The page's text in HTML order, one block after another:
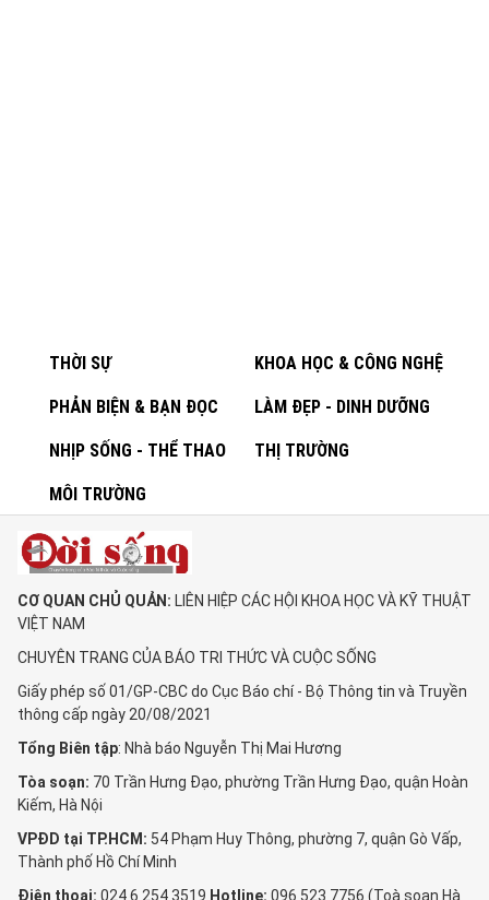
THỜI SỰ KHOA HỌC & CÔNG NGHỆ
PHẢN BIỆN & BẠN ĐỌC LÀM ĐẸP - DINH DƯỠNG
NHỊP SỐNG - THỂ THAO THỊ TRƯỜNG
MÔI TRƯỜNG
CƠ QUAN CHỦ QUẢN: LIÊN HIỆP CÁC HỘI KHOA HỌC VÀ KỸ THUẬT
VIỆT NAM
CHUYÊN TRANG CỦA BÁO TRI THỨC VÀ CUỘC SỐNG
Giấy phép số 01/GP-CBC do Cục Báo chí - Bộ Thông tin và Truyền
thông cấp ngày 20/08/2021
Tổng Biên tập: Nhà báo Nguyễn Thị Mai Hương
Tòa soạn: 70 Trần Hưng Đạo, phường Trần Hưng Đạo, quận Hoàn
Kiếm, Hà Nội
VPĐD tại TP.HCM: 54 Phạm Huy Thông, phường 7, quận Gò Vấp,
Thành phố Hồ Chí Minh
Điện thoại: 024 6 254 3519 Hotline: 096 523 7756 (Toà soạn Hà